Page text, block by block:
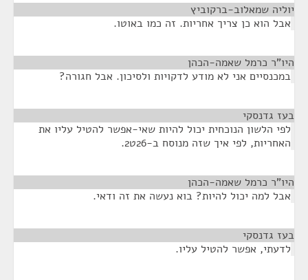
יוליה שמאלוב-ברקוביץ
אבל הוא כן צריך אחריות. זה כמו באוטו.
היו"ר כרמל שאמה-הכהן
במכנסיים אני לא מודע לדקויות ולסיכון. אבל חגורה?
בעז גדנסקי
לפי הלשון הנוכחית יכול להיות שאי-אפשר להטיל עליו את
האחריות, לפי איך שזה מנוסח ב-26ט2.
היו"ר כרמל שאמה-הכהן
אבל למה יכול להיות? בוא נעשה את זה ודאי.
בעז גדנסקי
לדעתי, אפשר להטיל עליו.